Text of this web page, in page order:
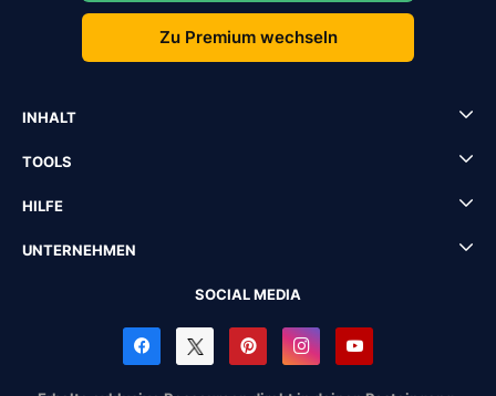
Zu Premium wechseln
INHALT
TOOLS
HILFE
UNTERNEHMEN
SOCIAL MEDIA